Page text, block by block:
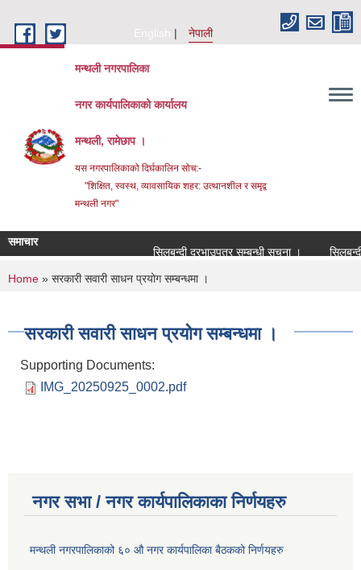
English
नेपाली
मन्थली नगरपालिका
नगर कार्यपालिकाको कार्यालय
मन्थली, रामेछाप ।
यस नगरपालिकाको दिर्घकालिन सोच:-
"शिक्षित, स्वस्थ, व्यावसायिक शहर: उत्थानशील र समृद्व
मन्थली नगर"
समाचार
सिलबन्दी दरभाउपत्र सम्बन्धी सूचना ।
सिलबन्दी
You are here
Home » सरकारी सवारी साधन प्रयोग सम्बन्धमा ।
सरकारी सवारी साधन प्रयोग सम्बन्धमा ।
Supporting Documents:
IMG_20250925_0002.pdf
नगर सभा / नगर कार्यपालिकाका निर्णयहरु
मन्थली नगरपालिकाको ६० औ नगर कार्यपालिका बैठकको निर्णयहरु